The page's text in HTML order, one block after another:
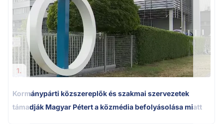
1.
Kormánypárti közszereplők és szakmai szervezetek
támadják Magyar Pétert a közmédia befolyásolása miatt